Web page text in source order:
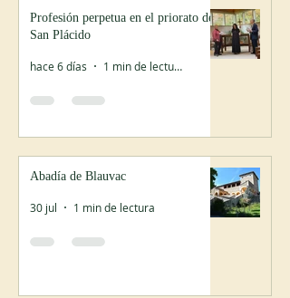
Profesión perpetua en el priorato de
San Plácido
hace 6 días 1 min de lectura
Abadía de Blauvac
30 jul 1 min de lectura